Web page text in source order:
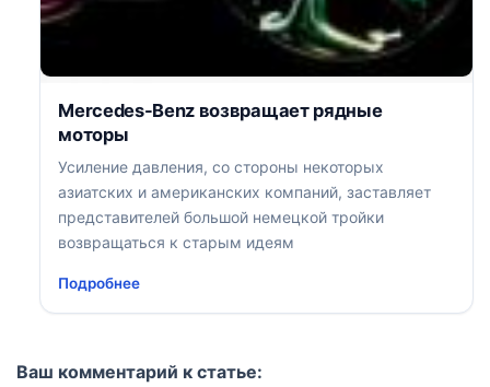
Mercedes-Benz возвращает рядные
моторы
Усиление давления, со стороны некоторых
азиатских и американских компаний, заставляет
представителей большой немецкой тройки
возвращаться к старым идеям
Подробнее
Ваш комментарий к статье: